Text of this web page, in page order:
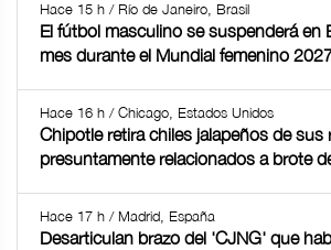
Hace 15 h / Río de Janeiro, Brasil
El fútbol masculino se suspenderá en
mes durante el Mundial femenino
Hace 16 h / Chicago, Estados Unidos
Chipotle retira chiles jalapeños de sus
presuntamente relacionados a brote
Hace 17 h / Madrid, España
Desarticulan brazo del 'CJNG' que